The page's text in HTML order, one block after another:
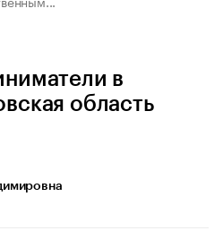
в
область